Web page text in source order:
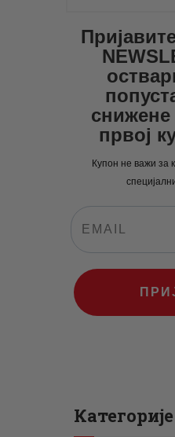
првој
Купон не важи за
Категорије